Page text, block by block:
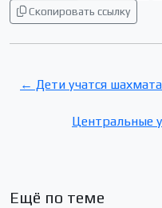
Скопировать ссылку
← Дети учатся
Центральные
Ещё по теме